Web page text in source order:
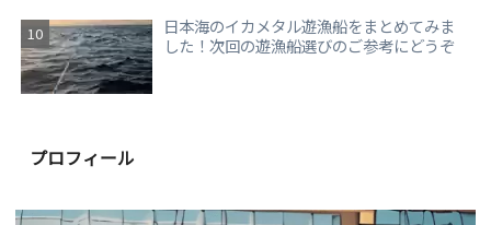
日本海のイカメタル遊漁船をまとめてみま
した！次回の遊漁船選びのご参考にどうぞ
プロフィール